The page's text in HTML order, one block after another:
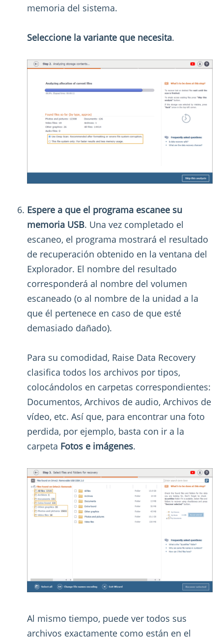
memoria del sistema.
Seleccione la variante que necesita.
Espere a que el programa escanee su
memoria USB. Una vez completado el
escaneo, el programa mostrará el resultado
de recuperación obtenido en la ventana del
Explorador. El nombre del resultado
corresponderá al nombre del volumen
escaneado (o al nombre de la unidad a la
que él pertenece en caso de que esté
demasiado dañado).
Para su comodidad, Raise Data Recovery
clasifica todos los archivos por tipos,
colocándolos en carpetas correspondientes:
Documentos, Archivos de audio, Archivos de
vídeo, etc. Así que, para encontrar una foto
perdida, por ejemplo, basta con ir a la
carpeta Fotos e imágenes.
Al mismo tiempo, puede ver todos sus
archivos exactamente como están en el